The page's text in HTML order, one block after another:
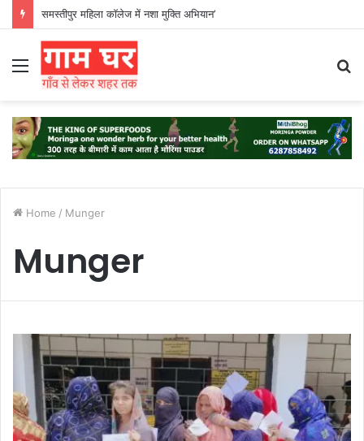
समस्तीपुर महिला कॉलेज में नशा मुक्ति अभियान’
Menu
Home / Munger
Munger